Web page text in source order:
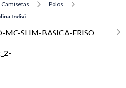
Camisetas
Polos
Polo Slim Fit Básica Friso Masculina Individual